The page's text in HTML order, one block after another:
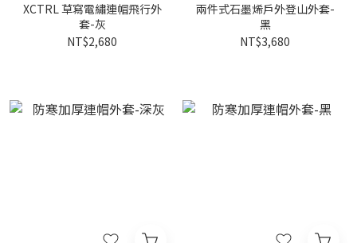
XCTRL 草寫電繡連帽飛行外
套-灰
NT$2,680
兩件式石墨烯戶外登山外套-
黑
NT$3,680